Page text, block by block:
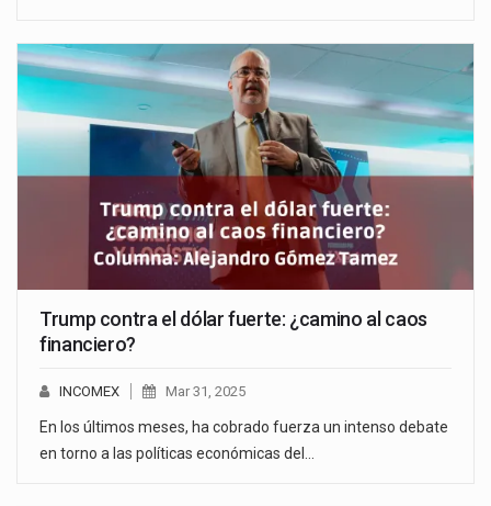
Trump contra el dólar fuerte: ¿camino al caos
financiero?
INCOMEX Mar 31, 2025
En los últimos meses, ha cobrado fuerza un intenso debate
en torno a las políticas económicas del…